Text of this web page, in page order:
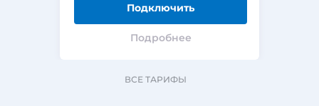
Подключить
Подробнее
ВСЕ ТАРИФЫ